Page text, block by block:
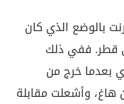
بالوضع الذي كان
في قطر. ففي ذلك
بعدما خرج من
هاغ، وأشعلت مقابلة